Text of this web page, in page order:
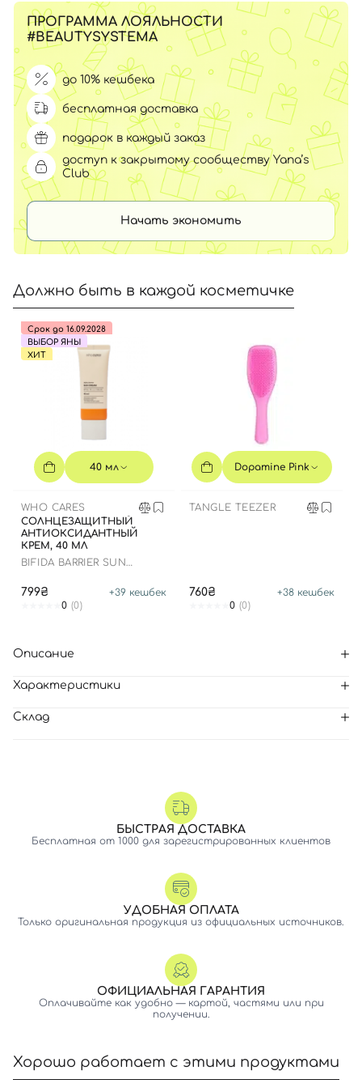
ПРОГРАММА ЛОЯЛЬНОСТИ
#BEAUTYSYSTEMA
до 10% кешбека
бесплатная доставка
подарок в каждый заказ
доступ к закрытому сообществу Yana’s
Club
Начать экономить
Должно быть в каждой косметичке
Срок до 16.09.2028
ВЫБОР ЯНЫ
ХИТ
40 мл
WHO CARES
СОЛНЦЕЗАЩИТНЫЙ
АНТИОКСИДАНТНЫЙ
КРЕМ, 40 МЛ
BIFIDA BARRIER SUN
799₴ +39 кешбек
0 (0)
Dopamine Pink
TANGLE TEEZER
760₴ +38 кешбек
0 (0)
Описание
Характеристики
Склад
БЫСТРАЯ ДОСТАВКА
Бесплатная от 1000 для зарегистрированных клиентов
УДОБНАЯ ОПЛАТА
Только оригинальная продукция из официальных источников.
ОФИЦИАЛЬНАЯ ГАРАНТИЯ
Оплачивайте как удобно — картой, частями или при
получении.
Хорошо работает с этими продуктами